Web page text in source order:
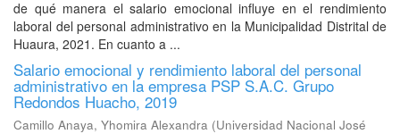
de qué manera el salario emocional influye en el rendimiento
laboral del personal administrativo en la Municipalidad Distrital de
Huaura, 2021. En cuanto a ...
Salario emocional y rendimiento laboral del personal
administrativo en la empresa PSP S.A.C. Grupo
Redondos Huacho, 2019
Camillo Anaya, Yhomira Alexandra (Universidad Nacional José